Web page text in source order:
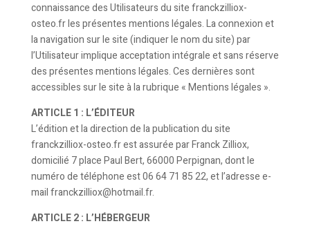
connaissance des Utilisateurs du site franckzilliox-
osteo.fr les présentes mentions légales. La connexion et
la navigation sur le site (indiquer le nom du site) par
l’Utilisateur implique acceptation intégrale et sans réserve
des présentes mentions légales. Ces dernières sont
accessibles sur le site à la rubrique « Mentions légales ».
ARTICLE 1 : L’ÉDITEUR
L’édition et la direction de la publication du site
franckzilliox-osteo.fr est assurée par Franck Zilliox,
domicilié 7 place Paul Bert, 66000 Perpignan, dont le
numéro de téléphone est 06 64 71 85 22, et l’adresse e-
mail franckzilliox@hotmail.fr.
ARTICLE 2 : L’HÉBERGEUR